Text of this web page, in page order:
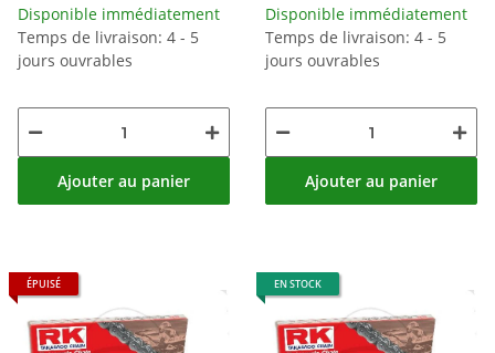
Disponible immédiatement
Temps de livraison: 4 - 5
jours ouvrables
Ajouter au panier
Disponible immédiatement
Temps de livraison: 4 - 5
jours ouvrables
Ajouter au panier
ÉPUISÉ EN STOCK